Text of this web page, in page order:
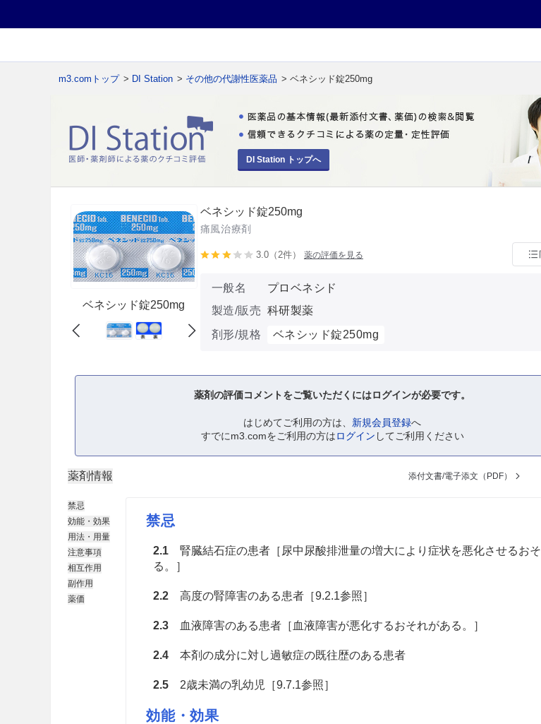
m3.comトップ > DI Station > その他の代謝性医薬品 > ベネシッド錠250mg
DI Station トップへ
ベネシッド錠250mg
ベネシッド錠250mg
痛風治療剤
3.0（2件） 薬の評価を見る
一般名
プロベネシド
製造/販売 科研製薬
剤形/規格
ベネシッド錠250mg
薬剤の評価コメントをご覧いただくにはログインが必要です。
はじめてご利用の方は、 新規会員登録へ
すでにm3.comをご利用の方はログイン してご利用ください
薬剤情報 添付文書/電子添文（PDF）
禁忌
効能・効果
用法・用量
注意事項
相互作用
副作用
薬価
禁忌
2.1腎臓結石症の患者［尿中尿酸排泄量の増大により症状を悪化させるお
る。］
2.2高度の腎障害のある患者［9.2.1参照］
2.3血液障害のある患者［血液障害が悪化するおそれがある。］
2.4本剤の成分に対し過敏症の既往歴のある患者
2.52歳未満の乳幼児［9.7.1参照］
効能・効果